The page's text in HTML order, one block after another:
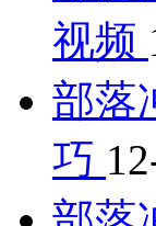
视频
部落
巧